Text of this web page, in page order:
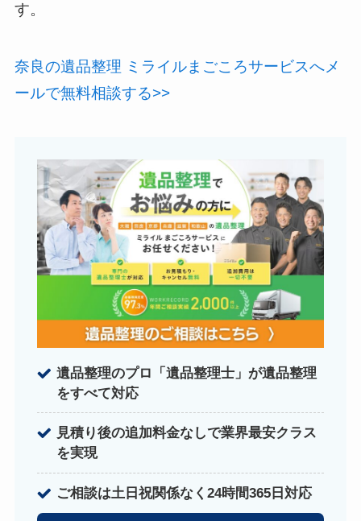
す。
奈良の遺品整理 ミライルまごころサービスへメ
ールで無料相談する>>
遺品整理のプロ「遺品整理士」が遺品整理
をすべて対応
見積り後の追加料金なしで業界最安クラス
を実現
ご相談は土日祝関係なく24時間365日対応